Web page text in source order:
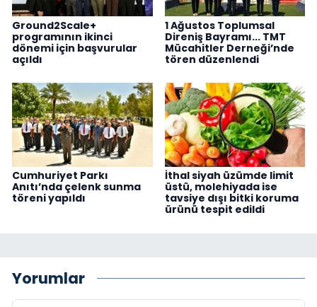
Ground2Scale+
programının ikinci
dönemi için başvurular
açıldı
1 Ağustos Toplumsal
Direniş Bayramı... TMT
Mücahitler Derneği’nde
tören düzenlendi
Cumhuriyet Parkı
Anıtı’nda çelenk sunma
töreni yapıldı
İthal siyah üzümde limit
üstü, molehiyada ise
tavsiye dışı bitki koruma
ürünü tespit edildi
Yorumlar